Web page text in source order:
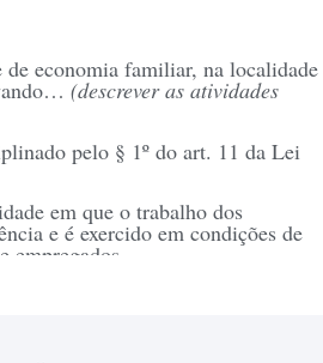
economia familiar, na localidade
(descrever as atividades
pelo § 1º do art. 11 da Lei
em que o trabalho dos
e é exercido em condições de
empregados.